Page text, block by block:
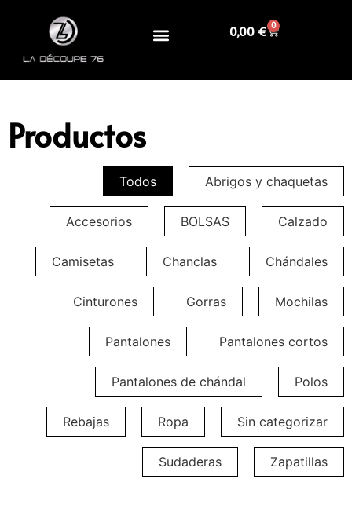
0,00 € 0
Productos
Todos Abrigos y chaquetas
Accesorios BOLSAS Calzado
Camisetas Chanclas Chándales
Cinturones Gorras Mochilas
Pantalones Pantalones cortos
Pantalones de chándal Polos
Rebajas Ropa Sin categorizar
Sudaderas Zapatillas